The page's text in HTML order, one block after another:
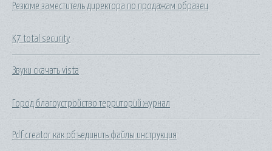
Резюме заместитель директора по продажам образец
K7 total security
Звуки скачать vista
Город благоустройство территорий журнал
Pdf creator как объединить файлы инструкция